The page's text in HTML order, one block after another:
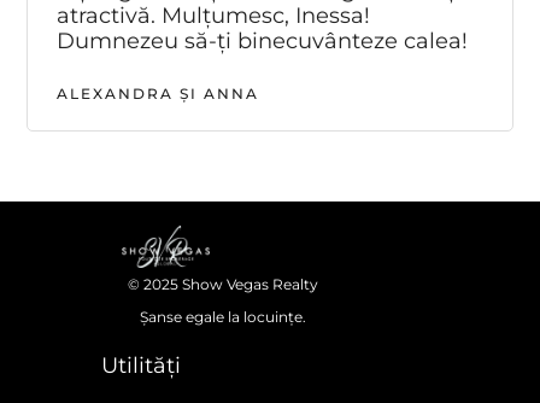
atractivă. Mulțumesc, Inessa!
Dumnezeu să-ți binecuvânteze calea!
ALEXANDRA ȘI ANNA
© 2025 Show Vegas Realty
Șanse egale la locuințe.
Utilități